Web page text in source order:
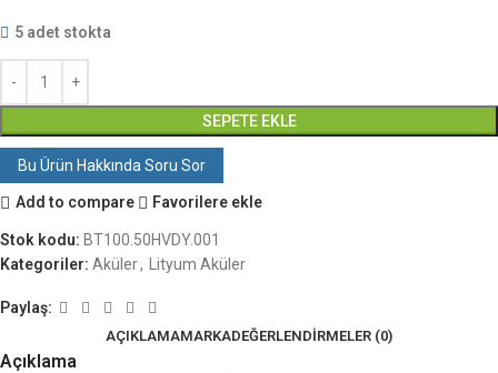
5 adet stokta
SEPETE EKLE
Bu Ürün Hakkında Soru Sor
Add to compare Favorilere ekle
Stok kodu: BT100.50HVDY.001
Kategoriler: Aküler, Lityum Aküler
Paylaş:
AÇIKLAMAMARKADEĞERLENDIRMELER (0)
Açıklama